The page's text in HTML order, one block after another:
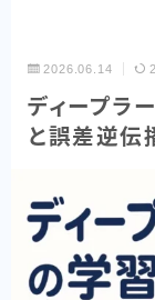
Codex
Google系
目的別で探す
読む・要約AI
2026.06.14
ディープラ
と誤差逆伝